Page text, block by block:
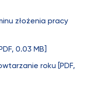
złożenia pracy
0.03 MB]
roku [PDF,